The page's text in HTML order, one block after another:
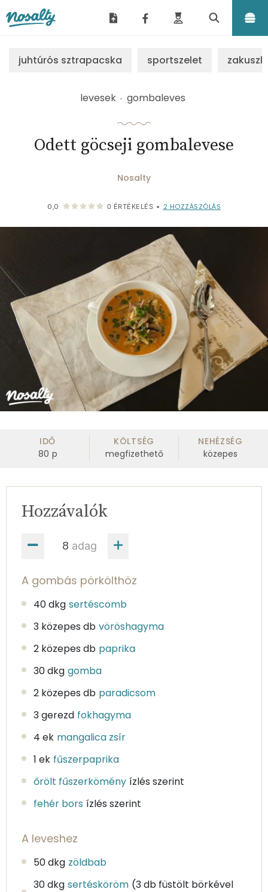
juhtúrós sztrapacska sportszelet
levesek gombaleves
Odett göcseji gombalevese
Nosalty
0,0 0 ÉRTÉKELÉS • 2 HOZZÁSZÓLÁS
IDŐ
80 p
KÖLTSÉG
megfizethető
NEHÉZSÉG
közepes
adag
Hozzávalók
A gombás pörkölthöz
40 dkg sertéscomb
3 közepes db vöröshagyma
2 közepes db paprika
30 dkg gomba
2 közepes db paradicsom
3 gerezd fokhagyma
4 ek mangalica zsír
1 ek fűszerpaprika
őrölt fűszerkömény ízlés szerint
fehér bors ízlés szerint
A leveshez
50 dkg zöldbab
30 dkg sertésköröm (3 db füstölt börkével